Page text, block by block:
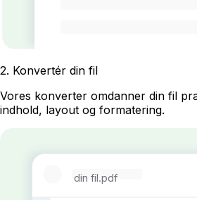
2. Konvertér din fil
Vores konverter omdanner din fil
indhold, layout og formatering.
din fil.pdf